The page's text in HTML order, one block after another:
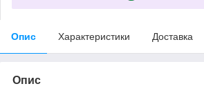
Опис Характеристики Доставка
Опис